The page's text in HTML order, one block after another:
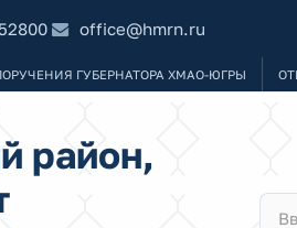
office@hmrn.ru
ГУБЕРНАТОРА ХМАО-ЮГРЫ
район,